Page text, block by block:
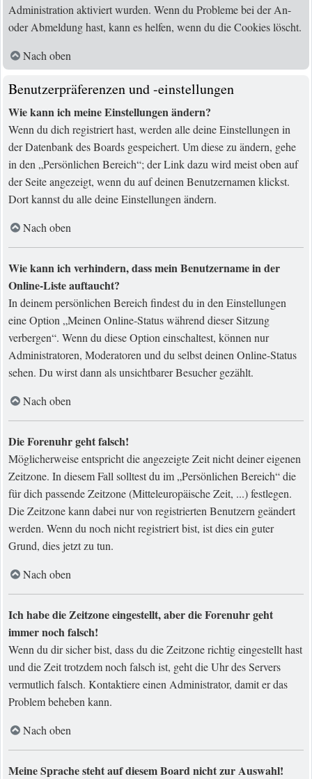
Administration aktiviert wurden. Wenn du Probleme bei der An-
oder Abmeldung hast, kann es helfen, wenn du die Cookies löscht.
Nach oben
Benutzerpräferenzen und -einstellungen
Wie kann ich meine Einstellungen ändern?
Wenn du dich registriert hast, werden alle deine Einstellungen in
der Datenbank des Boards gespeichert. Um diese zu ändern, gehe
in den „Persönlichen Bereich“; der Link dazu wird meist oben auf
der Seite angezeigt, wenn du auf deinen Benutzernamen klickst.
Dort kannst du alle deine Einstellungen ändern.
Nach oben
Wie kann ich verhindern, dass mein Benutzername in der
Online-Liste auftaucht?
In deinem persönlichen Bereich findest du in den Einstellungen
eine Option „Meinen Online-Status während dieser Sitzung
verbergen“. Wenn du diese Option einschaltest, können nur
Administratoren, Moderatoren und du selbst deinen Online-Status
sehen. Du wirst dann als unsichtbarer Besucher gezählt.
Nach oben
Die Forenuhr geht falsch!
Möglicherweise entspricht die angezeigte Zeit nicht deiner eigenen
Zeitzone. In diesem Fall solltest du im „Persönlichen Bereich“ die
für dich passende Zeitzone (Mitteleuropäische Zeit, ...) festlegen.
Die Zeitzone kann dabei nur von registrierten Benutzern geändert
werden. Wenn du noch nicht registriert bist, ist dies ein guter
Grund, dies jetzt zu tun.
Nach oben
Ich habe die Zeitzone eingestellt, aber die Forenuhr geht
immer noch falsch!
Wenn du dir sicher bist, dass du die Zeitzone richtig eingestellt hast
und die Zeit trotzdem noch falsch ist, geht die Uhr des Servers
vermutlich falsch. Kontaktiere einen Administrator, damit er das
Problem beheben kann.
Nach oben
Meine Sprache steht auf diesem Board nicht zur Auswahl!